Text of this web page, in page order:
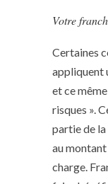
Votre
Certaines
appliquent
et ce
risques ».
partie de
au
charge.